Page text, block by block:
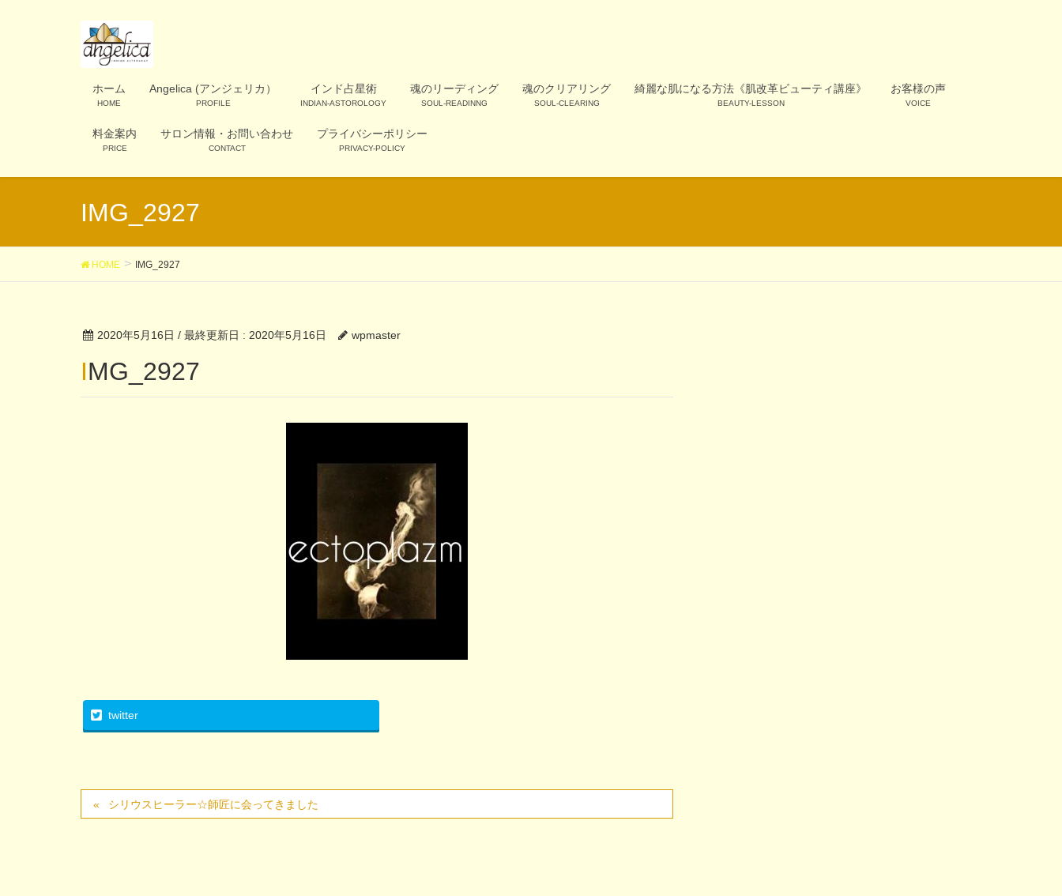
ホーム
HOME
Angelica (アンジェリカ）
PROFILE
インド占星術
INDIAN-ASTOROLOGY
魂のリーディング
SOUL-READINNG
魂のクリアリング
SOUL-CLEARING
綺麗な肌になる方法《肌改革ビューティ講座》
BEAUTY-LESSON
お客様の声
VOICE
料金案内
PRICE
サロン情報・お問い合わせ
CONTACT
プライバシーポリシー
PRIVACY-POLICY
IMG_2927
HOME IMG_2927
2020年5月16日 / 最終更新日 : 2020年5月16日 wpmaster
IMG_2927
twitter
シリウスヒーラー☆師匠に会ってきました